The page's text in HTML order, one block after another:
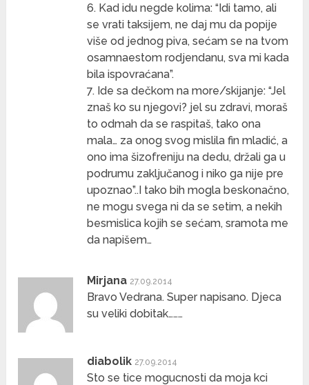
6. Kad idu negde kolima: “Idi tamo, ali
se vrati taksijem, ne daj mu da popije
više od jednog piva, sećam se na tvom
osamnaestom rodjendanu, sva mi kada
bila ispovraćana”.
7. Ide sa dečkom na more/skijanje: “Jel
znaš ko su njegovi? jel su zdravi, moraš
to odmah da se raspitaš, tako ona
mala… za onog svog mislila fin mladić, a
ono ima šizofreniju na dedu, držali ga u
podrumu zaključanog i niko ga nije pre
upoznao”..I tako bih mogla beskonačno,
ne mogu svega ni da se setim, a nekih
besmislica kojih se sećam, sramota me
da napišem…
Mirjana 27.09.2014
Bravo Vedrana. Super napisano. Djeca
su veliki dobitak………
diabolik 27.09.2014
Sto se tice mogucnosti da moja kci